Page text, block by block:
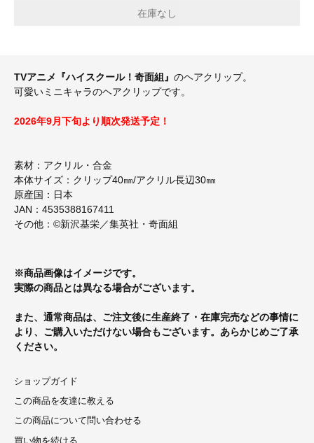
TVアニメ『ハイスクール！奇面組』 のヘアクリップ。
可愛いミニキャラのヘアクリップです。
2026年9月下旬より順次発送予定！
素材：アクリル・合金
本体サイズ：クリップ40㎜/アクリル長辺30㎜
原産国：日本
JAN：4535388167411
その他：©新沢基栄／集英社・奇面組
※商品画像はイメージです。
実際の商品とは異なる場合がございます。
また、通常商品は、ご注文後に生産終了・在庫完売などの事情に
より、ご購入いただけない場合もございます。あらかじめご了承
ください。
ショップガイド
この商品を友達に教える
この商品について問い合わせる
買い物を続ける